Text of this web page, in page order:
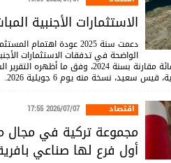
الاستثمارات الأجنبية
دعمت سنة 2025 عودة
سعيد، نسخة منه يوم 6 جويلية 2026.
اقتصاد 2026/07/07 17:55
مجموعة تركية في مجال
أول فرع لها صناعي